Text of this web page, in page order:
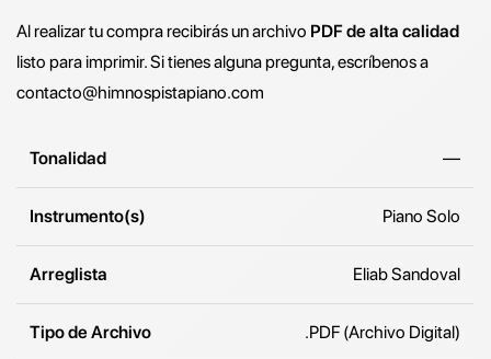
Al realizar tu compra recibirás un archivo PDF de alta calidad
listo para imprimir. Si tienes alguna pregunta, escríbenos a
contacto@himnospistapiano.com
Tonalidad —
Instrumento(s) Piano Solo
Arreglista Eliab Sandoval
Tipo de Archivo .PDF (Archivo Digital)